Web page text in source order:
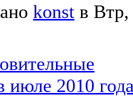
konst в Втр,
июле 2010